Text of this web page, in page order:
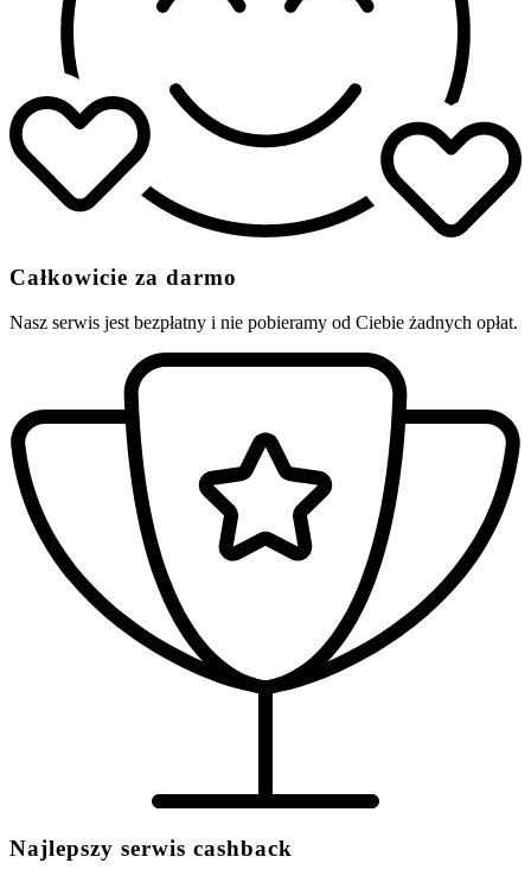
Całkowicie za darmo
Nasz serwis jest bezpłatny i nie pobieramy od Ciebie żadnych opłat.
Najlepszy serwis cashback